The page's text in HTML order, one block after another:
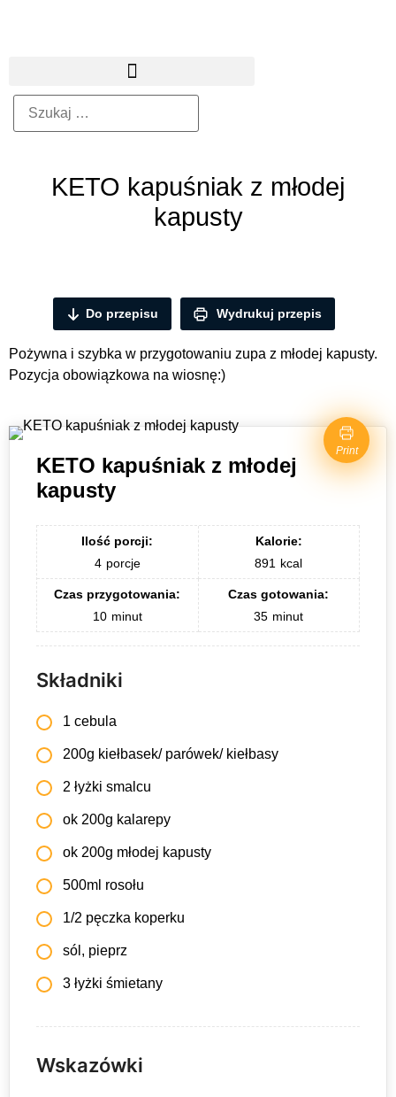
KETO kapuśniak z młodej
kapusty
Do przepisu Wydrukuj przepis
Pożywna i szybka w przygotowaniu zupa z młodej kapusty.
Pozycja obowiązkowa na wiosnę:)
Print
KETO kapuśniak z młodej
kapusty
Ilość porcji:
4 porcje
Kalorie:
891 kcal
Czas przygotowania:
10 minut
Czas gotowania:
35 minut
Składniki
1 cebula
200g kiełbasek/ parówek/ kiełbasy
2 łyżki smalcu
ok 200g kalarepy
ok 200g młodej kapusty
500ml rosołu
1/2 pęczka koperku
sól, pieprz
3 łyżki śmietany
Wskazówki